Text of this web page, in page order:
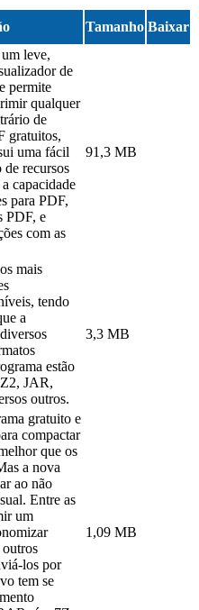
Tamanho Baixar
leve,
de
permite
qualquer
de
gratuitos,
uma fácil
recursos
capacidade
para PDF,
PDF, e
com as
91,3 MB
mais
tendo
a
estão
JAR,
outros.
3,3 MB
gratuito e
compactar
que os
a nova
ao não
Entre as
um
outros
los por
tem se
1,09 MB